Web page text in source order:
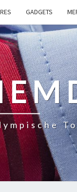
GADGETS